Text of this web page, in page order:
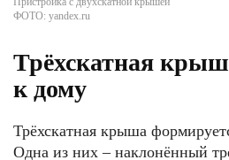
ФОТО: yandex.ru
Трёхскатная
к дому
Трёхскатная крыша
Одна из них – наклонённый